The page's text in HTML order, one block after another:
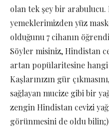
olan tek şey bir
yemeklerimizden yüz
olduğunu 7 cihanın
Söyler misiniz, Hindistan
artan popülaritesine hangi
Kaşlarınızın gür
sağlayan mucize gibi bir
zengin Hindistan cevizi
görünmesini de oldu bilin;)